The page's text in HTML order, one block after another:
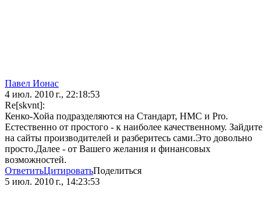
Павел Ионас
4 июл. 2010 г., 22:18:53
Re[skvnt]:
Кенко-Хойа подразделяются на Стандарт, HMC и Pro.
Естественно от простого - к наиболее качественному. Зайдите
на сайты производителей и разберитесь сами.Это довольно
просто.Далее - от Вашего желания и финансовых
возможностей.
ОтветитьЦитироватьПоделиться
5 июл. 2010 г., 14:23:53